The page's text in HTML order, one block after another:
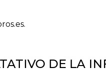
DE LA